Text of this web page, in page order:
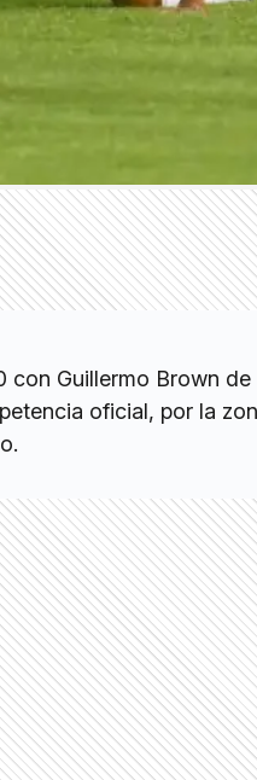
con Guillermo Brown
oficial, por la